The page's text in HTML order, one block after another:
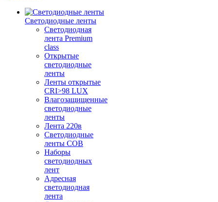
Светодиодные ленты
Светодиодная
лента Premium
class
Открытые
светодиодные
ленты
Ленты открытые
CRI>98 LUX
Влагозащищенные
светодиодные
ленты
Лента 220в
Светодиодные
ленты COB
Наборы
светодиодных
лент
Адресная
светодиодная
лента